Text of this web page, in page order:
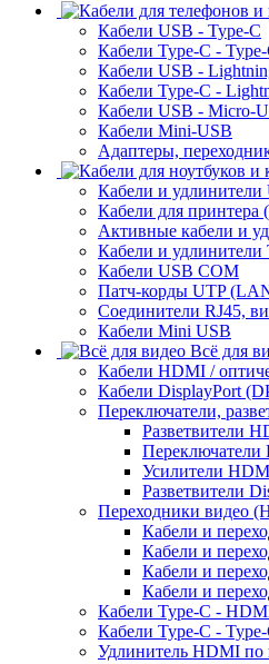
Кабели USB - Type-C
Кабели Type-C -
Кабели USB -
Кабели Type-C -
Кабели USB - Micro-
Кабели Mini-USB
Адаптеры,
Кабели и удлинители
Кабели для принтера
Активные кабели и
Кабели и удлинители
Кабели USB COM
Патч-корды UTP
Соединители RJ45,
Кабели Mini USB
Всё для
Кабели HDMI /
Кабели DisplayPort
Переключатели,
Разветвители
Усилители
Разветвители
Переходники видео
Кабели и
Кабели и
Кабели и
Кабели и
Кабели Type-C -
Кабели Type-C -
Удлинитель HDMI по